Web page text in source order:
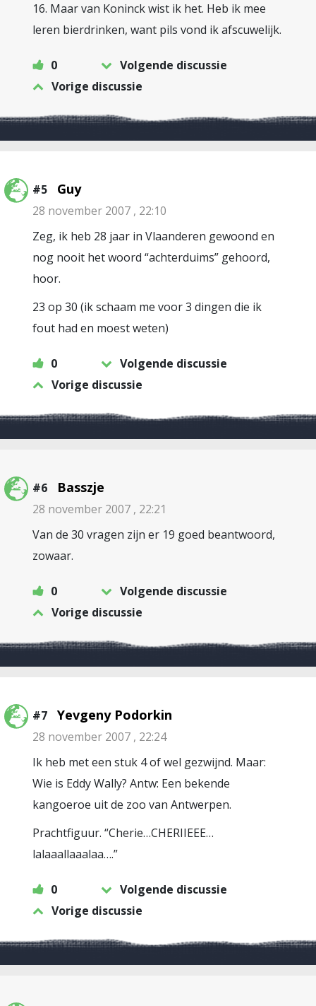
16. Maar van Koninck wist ik het. Heb ik mee
leren bierdrinken, want pils vond ik afscuwelijk.
0
Volgende discussie
Vorige discussie
#5 Guy
28 november 2007 , 22:10
Zeg, ik heb 28 jaar in Vlaanderen gewoond en
nog nooit het woord “achterduims” gehoord,
hoor.
23 op 30 (ik schaam me voor 3 dingen die ik
fout had en moest weten)
0
Volgende discussie
Vorige discussie
#6 Basszje
28 november 2007 , 22:21
Van de 30 vragen zijn er 19 goed beantwoord,
zowaar.
0
Volgende discussie
Vorige discussie
#7 Yevgeny Podorkin
28 november 2007 , 22:24
Ik heb met een stuk 4 of wel gezwijnd. Maar:
Wie is Eddy Wally? Antw: Een bekende
kangoeroe uit de zoo van Antwerpen.
Prachtfiguur. “Cherie…CHERIIEEE…
lalaaallaaalaa….”
0
Volgende discussie
Vorige discussie